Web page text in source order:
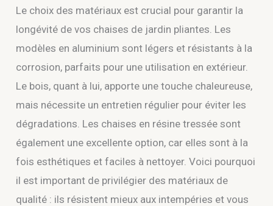
Le choix des matériaux est crucial pour garantir la
longévité de vos chaises de jardin pliantes. Les
modèles en aluminium sont légers et résistants à la
corrosion, parfaits pour une utilisation en extérieur.
Le bois, quant à lui, apporte une touche chaleureuse,
mais nécessite un entretien régulier pour éviter les
dégradations. Les chaises en résine tressée sont
également une excellente option, car elles sont à la
fois esthétiques et faciles à nettoyer. Voici pourquoi
il est important de privilégier des matériaux de
qualité : ils résistent mieux aux intempéries et vous